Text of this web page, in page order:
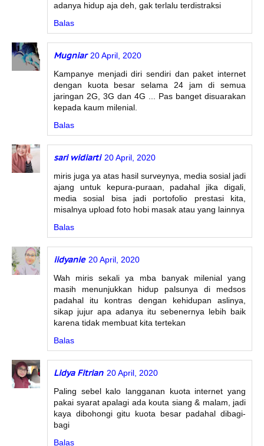
adanya hidup aja deh, gak terlalu terdistraksi
Balas
Mugniar 20 April, 2020
Kampanye menjadi diri sendiri dan paket internet
dengan kuota besar selama 24 jam di semua
jaringan 2G, 3G dan 4G ... Pas banget disuarakan
kepada kaum milenial.
Balas
sari widiarti 20 April, 2020
miris juga ya atas hasil surveynya, media sosial jadi
ajang untuk kepura-puraan, padahal jika digali,
media sosial bisa jadi portofolio prestasi kita,
misalnya upload foto hobi masak atau yang lainnya
Balas
iidyanie 20 April, 2020
Wah miris sekali ya mba banyak milenial yang
masih menunjukkan hidup palsunya di medsos
padahal itu kontras dengan kehidupan aslinya,
sikap jujur apa adanya itu sebenernya lebih baik
karena tidak membuat kita tertekan
Balas
Lidya Fitrian 20 April, 2020
Paling sebel kalo langganan kuota internet yang
pakai syarat apalagi ada kouta siang & malam, jadi
kaya dibohongi gitu kuota besar padahal dibagi-
bagi
Balas